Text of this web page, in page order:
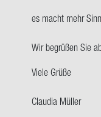
auf
ich
bin
ne­
es macht mehr
Wir be­grü­ßen Sie
Viele Grüße
Clau­dia Mül­ler